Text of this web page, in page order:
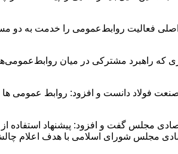
فعالیت‌ روابط‌عمومی را خدمت به دو‌
راهبرد مشترکی در میان
دانست و افزود: روابط عمومی ها
مجلس گفت و افزود: پیشنهاد
مجلس شورای اسلامی با هدف اعلام